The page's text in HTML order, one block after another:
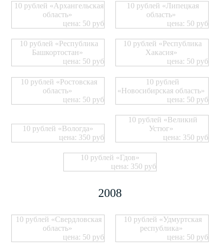
10 рублей «Архангельская
область»
цена: 50 руб
10 рублей «Липецкая
область»
цена: 50 руб
10 рублей «Республика
Башкортостан»
цена: 50 руб
10 рублей «Республика
Хакасия»
цена: 50 руб
10 рублей «Ростовская
область»
цена: 50 руб
10 рублей
«Новосибирская область»
цена: 50 руб
10 рублей «Вологда»
цена: 350 руб
10 рублей «Великий
Устюг»
цена: 350 руб
10 рублей «Гдов»
цена: 350 руб
2008
10 рублей «Свердловская
область»
цена: 50 руб
10 рублей «Удмуртская
республика»
цена: 50 руб